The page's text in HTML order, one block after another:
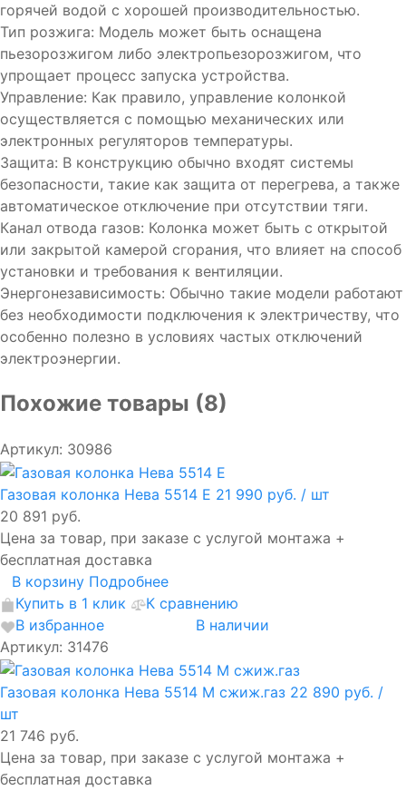
горячей водой с хорошей производительностью.
Тип розжига: Модель может быть оснащена
пьезорозжигом либо электропьезорозжигом, что
упрощает процесс запуска устройства.
Управление: Как правило, управление колонкой
осуществляется с помощью механических или
электронных регуляторов температуры.
Защита: В конструкцию обычно входят системы
безопасности, такие как защита от перегрева, а также
автоматическое отключение при отсутствии тяги.
Канал отвода газов: Колонка может быть с открытой
или закрытой камерой сгорания, что влияет на способ
установки и требования к вентиляции.
Энергонезависимость: Обычно такие модели работают
без необходимости подключения к электричеству, что
особенно полезно в условиях частых отключений
электроэнергии.
Похожие товары (8)
Артикул: 30986
Газовая колонка Нева 5514 Е 21 990 руб. / шт
20 891 руб.
Цена за товар, при заказе с услугой монтажа +
бесплатная доставка
В корзину Подробнее
Купить в 1 клик
К сравнению
В избранное
В наличии
Артикул: 31476
Газовая колонка Нева 5514 M сжиж.газ 22 890 руб. /
шт
21 746 руб.
Цена за товар, при заказе с услугой монтажа +
бесплатная доставка